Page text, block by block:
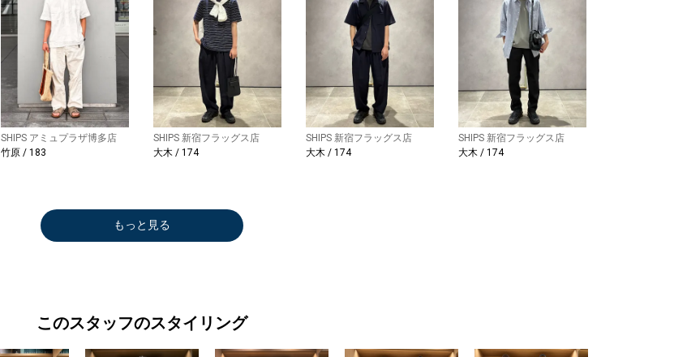
SHIPS アミュプラザ博多店
竹原 / 183
SHIPS 新宿フラッグス店
大木 / 174
SHIPS 新宿フラッグス店
大木 / 174
SHIPS 新宿フラッグス店
大木 / 174
もっと見る
このスタッフのスタイリング